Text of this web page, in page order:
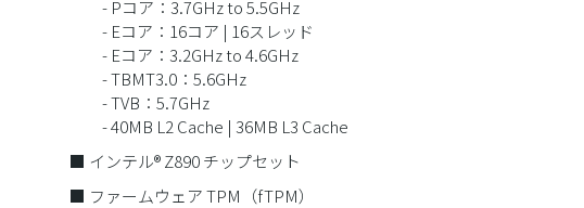
- Pコア：3.7GHz to 5.5GHz
- Eコア：16コア | 16スレッド
- Eコア：3.2GHz to 4.6GHz
- TBMT3.0：5.6GHz
- TVB：5.7GHz
- 40MB L2 Cache | 36MB L3 Cache
■ インテル® Z890 チップセット
■ ファームウェア TPM（fTPM）